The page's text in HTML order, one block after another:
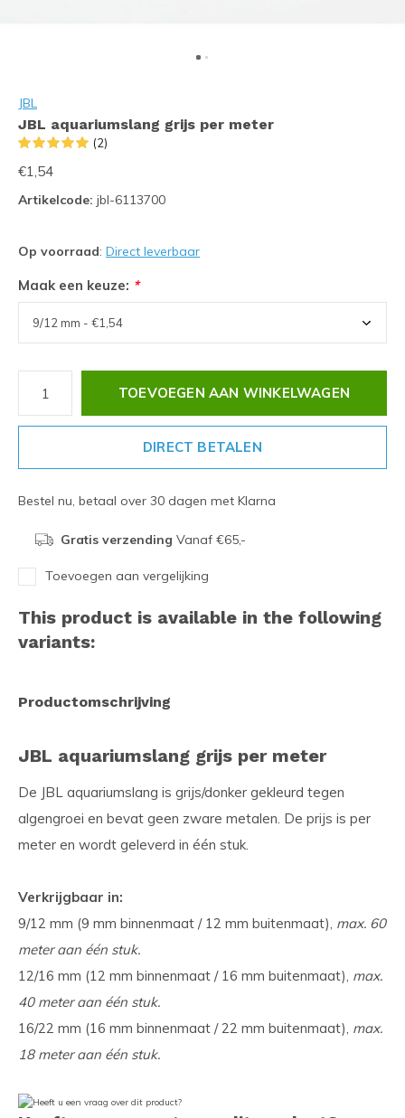
JBL
JBL aquariumslang grijs per meter
(2)
€1,54
Artikelcode: jbl-6113700
Op voorraad: Direct leverbaar
Maak een keuze: *
TOEVOEGEN AAN WINKELWAGEN
DIRECT BETALEN
Bestel nu, betaal over 30 dagen met Klarna
Gratis verzending Vanaf €65,-
Toevoegen aan vergelijking
This product is available in the following
variants:
Productomschrijving
JBL aquariumslang grijs per meter
De JBL aquariumslang is grijs/donker gekleurd tegen
algengroei en bevat geen zware metalen. De prijs is per
meter en wordt geleverd in één stuk.
Verkrijgbaar in:
9/12 mm (9 mm binnenmaat / 12 mm buitenmaat), max. 60
meter aan één stuk.
12/16 mm (12 mm binnenmaat / 16 mm buitenmaat), max.
40 meter aan één stuk.
16/22 mm (16 mm binnenmaat / 22 mm buitenmaat), max.
18 meter aan één stuk.